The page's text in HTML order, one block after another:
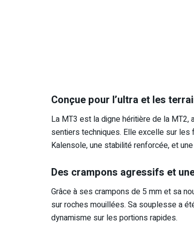
Conçue pour l’ultra et les
La MT3 est la digne héritière de la
sentiers techniques. Elle excelle sur les
Kalensole, une stabilité renforcée, et
Des crampons agressifs et
Grâce à ses crampons de 5 mm et sa
sur roches mouillées. Sa souplesse a
dynamisme sur les portions rapides.